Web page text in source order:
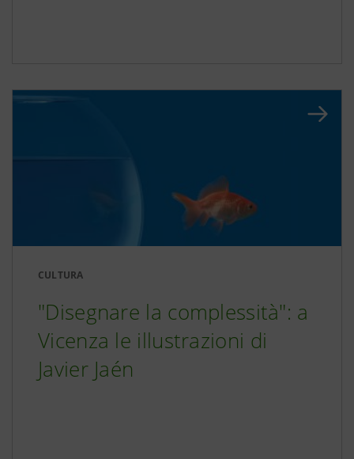
CULTURA
"Disegnare la complessità": a
Vicenza le illustrazioni di
Javier Jaén